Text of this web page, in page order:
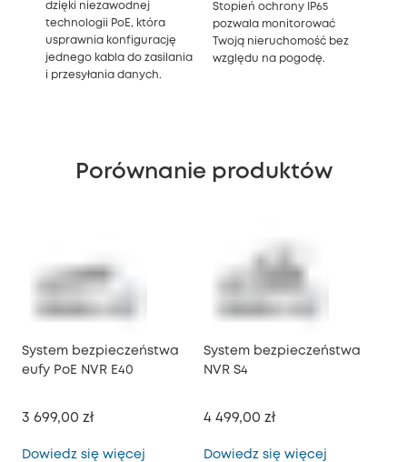
dzięki niezawodnej
technologii PoE, która
usprawnia konfigurację
jednego kabla do zasilania
i przesyłania danych.
Stopień ochrony IP65
pozwala monitorować
Twoją nieruchomość bez
względu na pogodę.
Porównanie produktów
System bezpieczeństwa
eufy PoE NVR E40
3 699,00 zł
Dowiedz się więcej System bezpieczeństwa eufy PoE NVR
System bezpieczeństwa
NVR S4
4 499,00 zł
Dowiedz się więcej